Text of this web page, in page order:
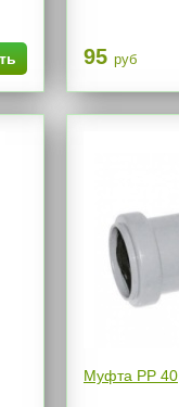
95 руб
Муфта РР 40